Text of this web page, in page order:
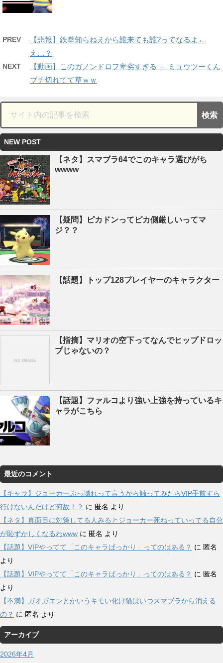
PREV
【悲報】鉄拳知らねえから誰来ても誰?ってなるよ←
え…？
NEXT
【動画】このガノンドロフ卑劣すぎる ← ミュウツーくん
ブチ切れてて草ｗｗ
NEW POST
【ネタ】スマブラ64でこのキャラ選びがち
wwww
【疑問】ピカドンってピカ側厳しいってマ
ジ？？
【話題】トップ128プレイヤーのキャラクター
【指摘】マリオの空下ってなんでヒップドロッ
プじゃないの？
【話題】ファルコより強い上強を持っているキ
ャラがこちら
最近のコメント
【キャラ】ジョーカーぶっ壊れって言うから触ってみたらVIP手前すら
行けないんだけど何故！？ に 匿名 より
【ネタ】真面目に対策してる人みるとジョーカー死ねっていってる自分
が恥ずかしくなるわwww に 匿名 より
【話題】VIPやってて「このキャラばっかり」ってのはある？ に 匿名
より
【話題】VIPやってて「このキャラばっかり」ってのはある？ に 匿名
より
【不満】ガオガエンとかいうキモい化け猫はいつスマブラから消える
の？ に 匿名 より
アーカイブ
2026年4月